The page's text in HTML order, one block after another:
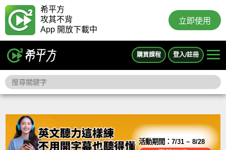
希平方
攻其不背
App 開放下載中
立即使用
購買課程 登入/註冊
活動期間：7/31 ~ 8/28